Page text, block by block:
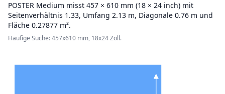
POSTER Medium misst 457 × 610 mm (18 × 24 inch) mit
Seitenverhältnis 1.33, Umfang 2.13 m, Diagonale 0.76 m und
Fläche 0.27877 m².
Häufige Suche: 457x610 mm, 18x24 Zoll.